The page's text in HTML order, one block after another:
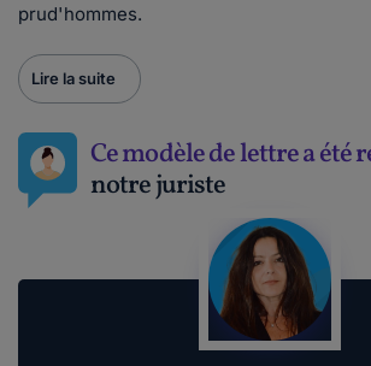
prud'hommes.
Lire la suite
Ce modèle de lettre a été
notre juriste